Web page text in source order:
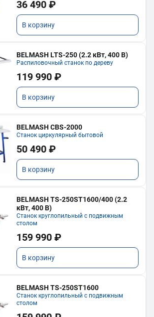
36 490 ₽
В корзину
BELMASH LTS-250 (2.2 кВт, 400 В)
Распиловочный станок по дереву
119 990 ₽
В корзину
BELMASH CBS-2000
Станок циркулярный бытовой
50 490 ₽
В корзину
BELMASH TS-250ST1600/400 (2.2
кВт, 400 В)
Станок круглопильный с подвижным
столом
159 990 ₽
В корзину
BELMASH TS-250ST1600
Станок круглопильный с подвижным
столом